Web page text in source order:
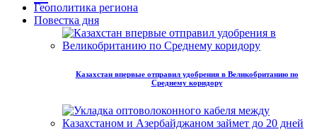
Геополитика региона
Повестка дня
Казахстан впервые отправил удобрения в Великобританию по
Среднему коридору